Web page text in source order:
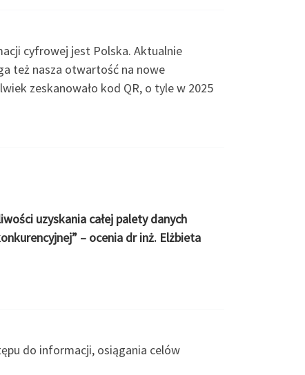
cyfrowej jest Polska. Aktualnie
też nasza otwartość na nowe
zeskanowało kod QR, o tyle w 2025
uzyskania całej palety danych
– ocenia dr inż. Elżbieta
do informacji, osiągania celów